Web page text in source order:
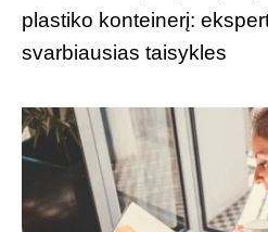
plastiko konteinerį:
svarbiausias taisykles